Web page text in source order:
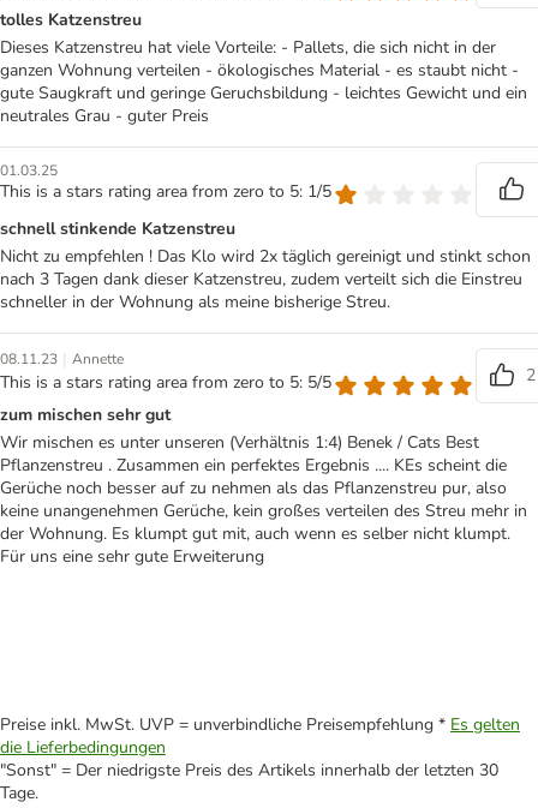
tolles Katzenstreu
Dieses Katzenstreu hat viele Vorteile: - Pallets, die sich nicht in der
ganzen Wohnung verteilen - ökologisches Material - es staubt nicht -
gute Saugkraft und geringe Geruchsbildung - leichtes Gewicht und ein
neutrales Grau - guter Preis
01.03.25
This is a stars rating area from zero to 5: 1/5
schnell stinkende Katzenstreu
Nicht zu empfehlen ! Das Klo wird 2x täglich gereinigt und stinkt schon
nach 3 Tagen dank dieser Katzenstreu, zudem verteilt sich die Einstreu
schneller in der Wohnung als meine bisherige Streu.
08.11.23 | Annette
This is a stars rating area from zero to 5: 5/5
2
zum mischen sehr gut
Wir mischen es unter unseren (Verhältnis 1:4) Benek / Cats Best
Pflanzenstreu . Zusammen ein perfektes Ergebnis .... KEs scheint die
Gerüche noch besser auf zu nehmen als das Pflanzenstreu pur, also
keine unangenehmen Gerüche, kein großes verteilen des Streu mehr in
der Wohnung. Es klumpt gut mit, auch wenn es selber nicht klumpt.
Für uns eine sehr gute Erweiterung
Preise inkl. MwSt. UVP = unverbindliche Preisempfehlung * Es gelten
die Lieferbedingungen
"Sonst" = Der niedrigste Preis des Artikels innerhalb der letzten 30
Tage.